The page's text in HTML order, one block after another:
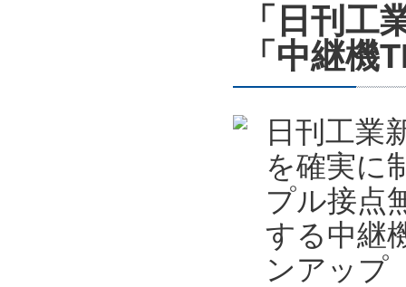
「日刊工
「中継機
日刊工業
を確実に
プル接点
する中継
ンアップ